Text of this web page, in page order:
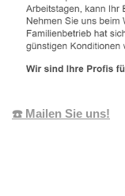
☎️ Mailen Sie uns!